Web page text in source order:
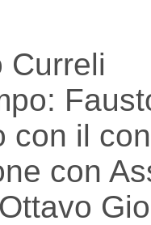
Curreli
con il
con